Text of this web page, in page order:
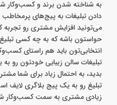
داشتن پیج تجاری در برنامه‌هایی
به شناخته شدن برند و کسب‌وکار
دادن تبلیغات به پیج‌های
می‌تونید افزایش مشتری رو تجربه
حواستون باشه که به چه کسی
انتخابی‌تون باید هم راستای
تبلیغات سالن زیبایی خودتون رو به
بدید، به احتمال زیاد برای شما